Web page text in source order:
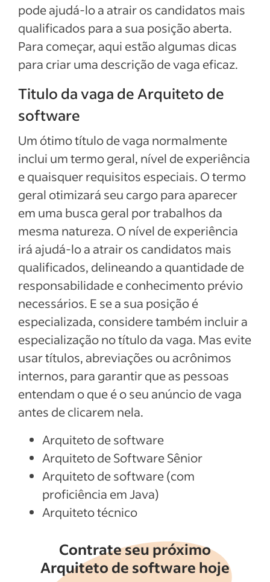
Ver mais
pode ajudá-lo a atrair os candidatos mais
qualificados para a sua posição aberta.
Para começar, aqui estão algumas dicas
para criar uma descrição de vaga eficaz.
Titulo da vaga de Arquiteto de
software
Um ótimo título de vaga normalmente
inclui um termo geral, nível de experiência
e quaisquer requisitos especiais. O termo
geral otimizará seu cargo para aparecer
em uma busca geral por trabalhos da
mesma natureza. O nível de experiência
irá ajudá-lo a atrair os candidatos mais
qualificados, delineando a quantidade de
responsabilidade e conhecimento prévio
necessários. E se a sua posição é
especializada, considere também incluir a
especialização no título da vaga. Mas evite
usar títulos, abreviações ou acrônimos
internos, para garantir que as pessoas
entendam o que é o seu anúncio de vaga
antes de clicarem nela.
Arquiteto de software
Arquiteto de Software Sênior
Arquiteto de software (com
proficiência em Java)
Arquiteto técnico
Contrate seu próximo
Arquiteto de software hoje